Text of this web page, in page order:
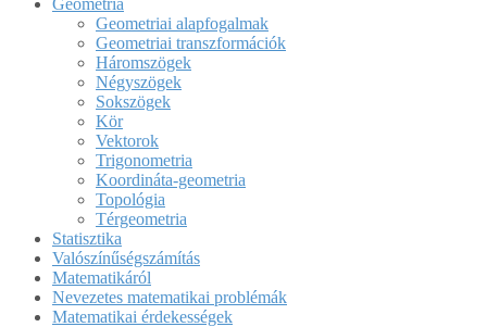
Geometriai alapfogalmak
Geometriai transzformációk
Háromszögek
Négyszögek
Sokszögek
Kör
Vektorok
Trigonometria
Koordináta-geometria
Topológia
Térgeometria
Statisztika
Valószínűségszámítás
Matematikáról
Nevezetes matematikai problémák
Matematikai érdekességek